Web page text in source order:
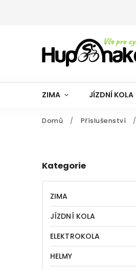
ZIMA JÍZDNÍ KOLA
Domů / Příslušenství /
Kategorie
ZIMA
JÍZDNÍ KOLA
ELEKTROKOLA
HELMY